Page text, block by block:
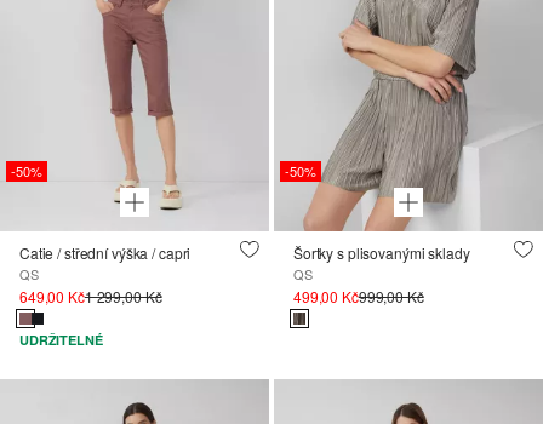
-50%
Catie / střední výška / capri
QS
649,00 Kč1 299,00 Kč
UDRŽITELNÉ
-50%
Šortky s plisovanými sklady
QS
499,00 Kč999,00 Kč